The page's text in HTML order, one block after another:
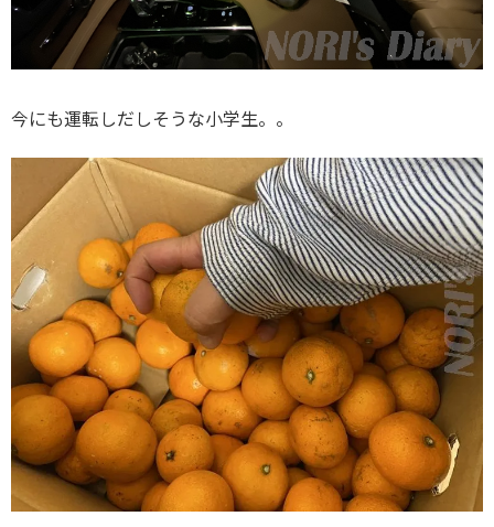
今にも運転しだしそうな小学生。。